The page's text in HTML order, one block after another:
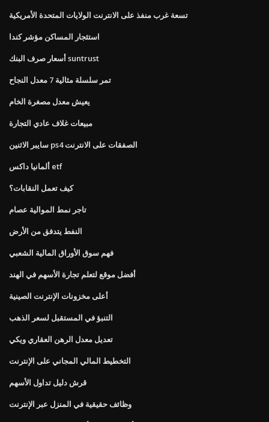
تسعة غرب منفذ على الانترنت الولايات المتحدة الأمريكية
استئجار المساكن مؤشر كندا
أسعار صرف البنك suntrust
تمر سلسلة مثالية 7 معدل النجاح
يعيش معدل مصغرة الخام
مبيعات غلاف عادي التجارة
سايبر الاثنين ps4 الصفقات على الانترنت
ألمانيا داكس etf
كيف تعمل النقابات؟
تاجر نمط الموالية عصام
النفط يتدفق من الأرض
فهم سوق الأوراق المالية الشعبي
أفضل موقع لتعلم تجارة الأسهم في الهند
أعلى مخزونات الإنترنت الصينية
التنبؤ في المستقبل لسعر الذهب
تعديل معدل الرهن العقاري ويكي
التخطيط المالي المجاني على الإنترنت
قرش دليل تداول الأسهم
وظائف حقيقية في المنزل عبر الإنترنت